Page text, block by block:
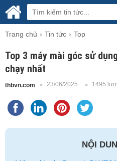
Trang chủ Tin tức Top
Top 3 máy mài góc sử
chạy nhất
thbvn.com 23/06/2025 1495
NỘI